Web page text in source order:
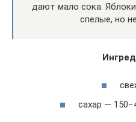
дают мало сока.
спелые, но
сахар —